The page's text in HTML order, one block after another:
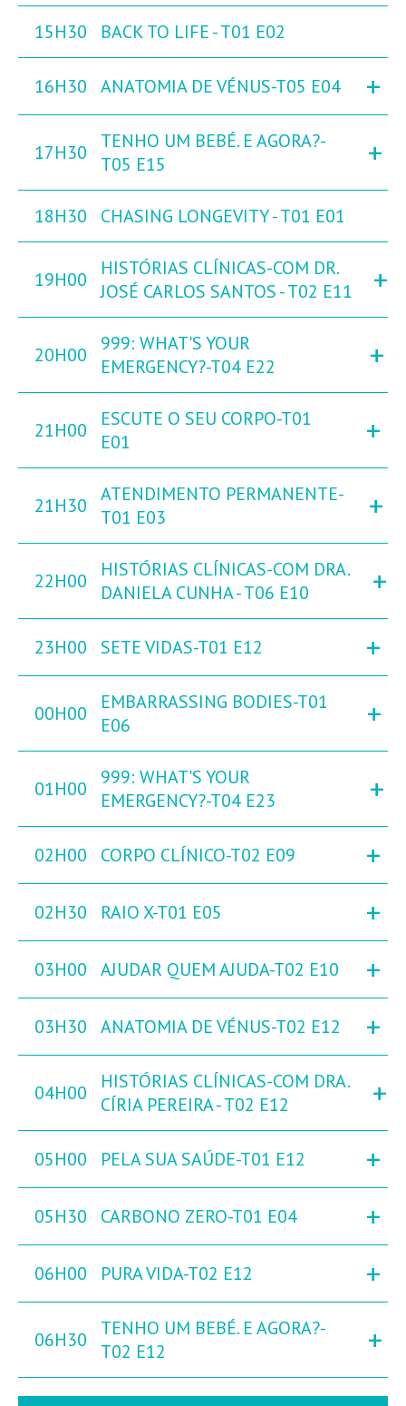
15H30 BACK TO LIFE - T01 E02
16H30 ANATOMIA DE VÉNUS-T05 E04 +
17H30
TENHO UM BEBÉ. E AGORA?-
T05 E15
+
18H30 CHASING LONGEVITY - T01 E01
19H00
HISTÓRIAS CLÍNICAS-COM DR.
JOSÉ CARLOS SANTOS - T02 E11
+
20H00
999: WHAT'S YOUR
EMERGENCY?-T04 E22
+
21H00
ESCUTE O SEU CORPO-T01
E01
+
21H30
ATENDIMENTO PERMANENTE-
T01 E03
+
22H00
HISTÓRIAS CLÍNICAS-COM DRA.
DANIELA CUNHA - T06 E10
+
23H00 SETE VIDAS-T01 E12 +
00H00
EMBARRASSING BODIES-T01
E06
+
01H00
999: WHAT'S YOUR
EMERGENCY?-T04 E23
+
02H00 CORPO CLÍNICO-T02 E09 +
02H30 RAIO X-T01 E05 +
03H00 AJUDAR QUEM AJUDA-T02 E10 +
03H30 ANATOMIA DE VÉNUS-T02 E12 +
04H00
HISTÓRIAS CLÍNICAS-COM DRA.
CÍRIA PEREIRA - T02 E12
+
05H00 PELA SUA SAÚDE-T01 E12 +
05H30 CARBONO ZERO-T01 E04 +
06H00 PURA VIDA-T02 E12 +
06H30
TENHO UM BEBÉ. E AGORA?-
T02 E12
+